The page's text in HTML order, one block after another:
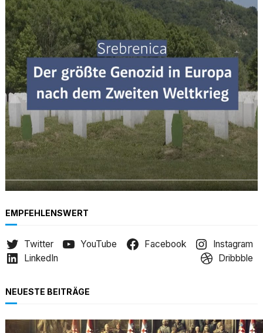
r
c
h
EMPFEHLENSWERT
Twitter YouTube Facebook
Instagram
LinkedIn
Dribbble
NEUESTE BEITRÄGE